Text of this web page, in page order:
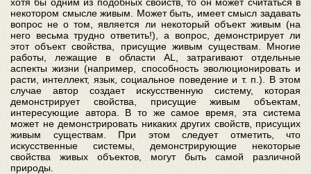
некотором смысле живым. Может быть, имеет смысл задавать
вопрос не о том, является ли некоторый объект живым (на
него весьма трудно ответить!), а вопрос, демонстрирует ли
этот объект свойства, присущие живым существам. Многие
работы, лежащие в области AL, затрагивают отдельные
аспекты жизни (например, способность эволюционировать и
расти, интеллект, язык, социальное поведение и т. п.). В этом
случае автор создает искусственную систему, которая
демонстрирует свойства, присущие живым объектам,
интересующие автора. В то же самое время, эта система
может не демонстрировать никаких других свойств, присущих
живым существам. При этом следует отметить, что
искусственные системы, демонстрирующие некоторые
свойства живых объектов, могут быть самой различной
природы.